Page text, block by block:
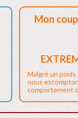
Mon
Malgré un poids
nous
comportement